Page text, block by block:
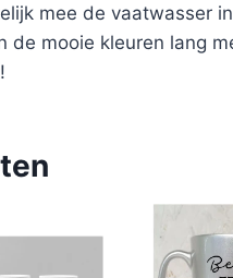
mee de vaatwasser
de mooie kleuren lang